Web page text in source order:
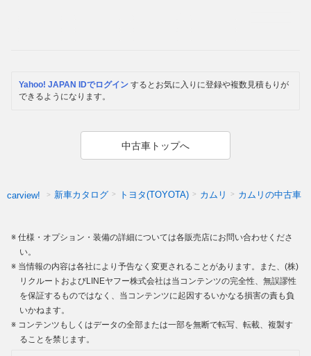
Yahoo! JAPAN IDでログイン するとお気に入りに登録や複数見積もりが
できるようになります。
中古車トップへ
carview! 新車カタログ トヨタ(TOYOTA) カムリ カムリの中古車
仕様・オプション・装備の詳細については各販売店にお問い合わせくださ
い。
当情報の内容は各社により予告なく変更されることがあります。また、(株)
リクルートおよびLINEヤフー株式会社は当コンテンツの完全性、無誤謬性
を保証するものではなく、当コンテンツに起因するいかなる損害の責も負
いかねます。
コンテンツもしくはデータの全部または一部を無断で転写、転載、複製す
ることを禁じます。